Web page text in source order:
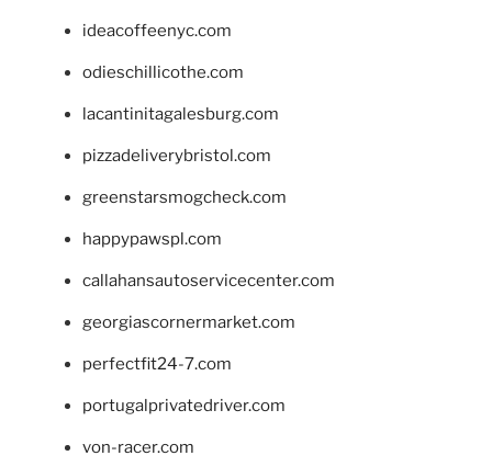
ideacoffeenyc.com
odieschillicothe.com
lacantinitagalesburg.com
pizzadeliverybristol.com
greenstarsmogcheck.com
happypawspl.com
callahansautoservicecenter.com
georgiascornermarket.com
perfectfit24-7.com
portugalprivatedriver.com
von-racer.com